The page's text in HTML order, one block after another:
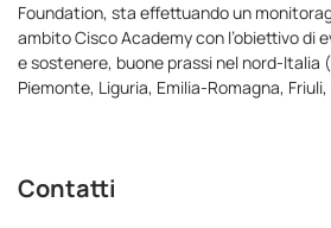
Foundation, sta effettuando un
ambito Cisco Academy con l’obiettivo di
e sostenere, buone prassi nel nord-Italia
Piemonte, Liguria, Emilia-Romagna,
Contatti